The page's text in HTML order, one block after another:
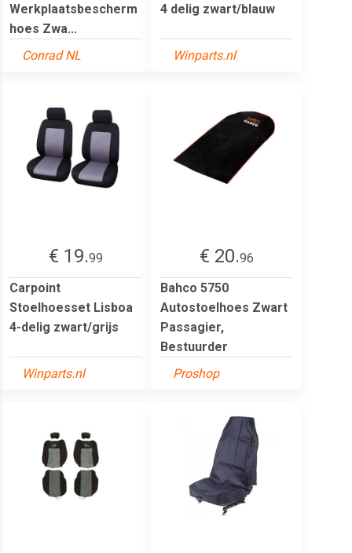
Werkplaatsbescherm
hoes Zwa...
Conrad NL
4 delig zwart/blauw
Winparts.nl
€ 19.99
Carpoint
Stoelhoesset Lisboa
4-delig zwart/grijs
Winparts.nl
€ 20.96
Bahco 5750
Autostoelhoes Zwart
Passagier,
Bestuurder
Proshop